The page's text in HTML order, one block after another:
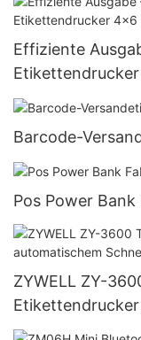
Effiziente
Barcode-
Pos Power Bank
ZYWELL ZY-